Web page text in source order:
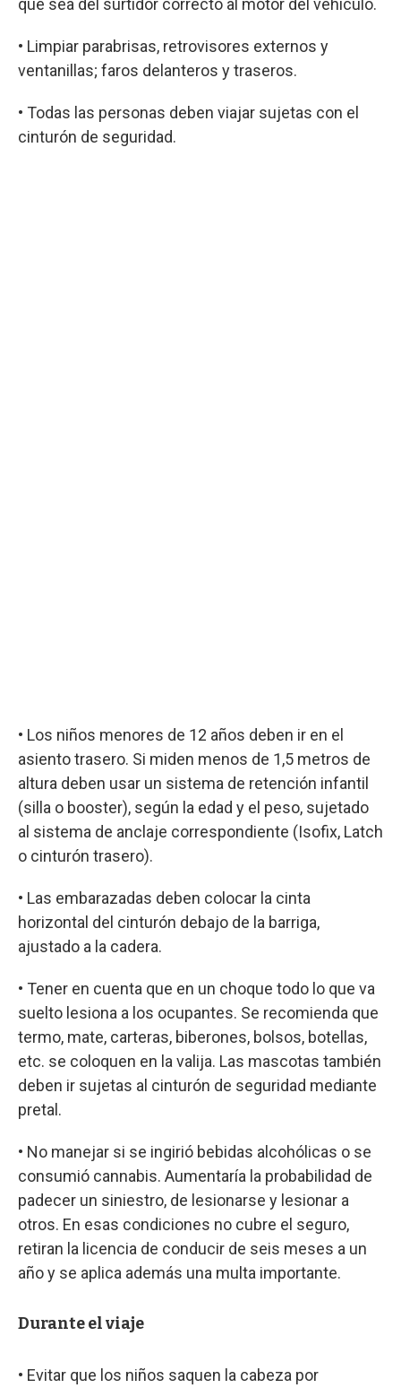
que sea del surtidor correcto al motor del vehículo.
• Limpiar parabrisas, retrovisores externos y
ventanillas; faros delanteros y traseros.
• Todas las personas deben viajar sujetas con el
cinturón de seguridad.
• Los niños menores de 12 años deben ir en el
asiento trasero. Si miden menos de 1,5 metros de
altura deben usar un sistema de retención infantil
(silla o booster), según la edad y el peso, sujetado
al sistema de anclaje correspondiente (Isofix, Latch
o cinturón trasero).
• Las embarazadas deben colocar la cinta
horizontal del cinturón debajo de la barriga,
ajustado a la cadera.
• Tener en cuenta que en un choque todo lo que va
suelto lesiona a los ocupantes. Se recomienda que
termo, mate, carteras, biberones, bolsos, botellas,
etc. se coloquen en la valija. Las mascotas también
deben ir sujetas al cinturón de seguridad mediante
pretal.
• No manejar si se ingirió bebidas alcohólicas o se
consumió cannabis. Aumentaría la probabilidad de
padecer un siniestro, de lesionarse y lesionar a
otros. En esas condiciones no cubre el seguro,
retiran la licencia de conducir de seis meses a un
año y se aplica además una multa importante.
Durante el viaje
• Evitar que los niños saquen la cabeza por